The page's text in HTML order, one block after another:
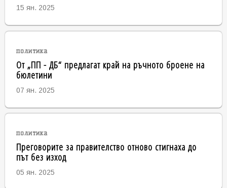
15 ян. 2025
политика
От „ПП - ДБ“ предлагат край на ръчното броене на
бюлетини
07 ян. 2025
политика
Преговорите за правителство отново стигнаха до
път без изход
05 ян. 2025